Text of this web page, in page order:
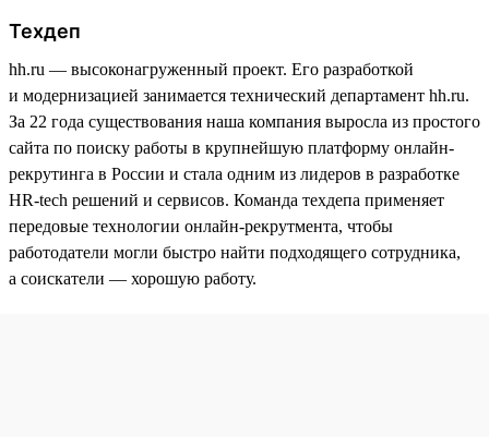
Техдеп
hh.ru — высоконагруженный проект. Его разработкой
и модернизацией занимается технический департамент hh.ru.
За 22 года существования наша компания выросла из простого
сайта по поиску работы в крупнейшую платформу онлайн-
рекрутинга в России и стала одним из лидеров в разработке
HR-tech решений и сервисов. Команда техдепа применяет
передовые технологии онлайн-рекрутмента, чтобы
работодатели могли быстро найти подходящего сотрудника,
а соискатели — хорошую работу.